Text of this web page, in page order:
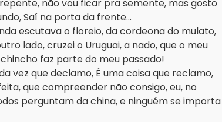
não vou ficar pra semente, mas gosto
Saí na porta da frente...
escutava o floreio, da cordeona do mulato,
lado, cruzei o Uruguai, a nado, que o meu
faz parte do meu passado!
vez que declamo, É uma coisa que reclamo,
que compreender não consigo, eu, no
perguntam da china, e ninguém se importa